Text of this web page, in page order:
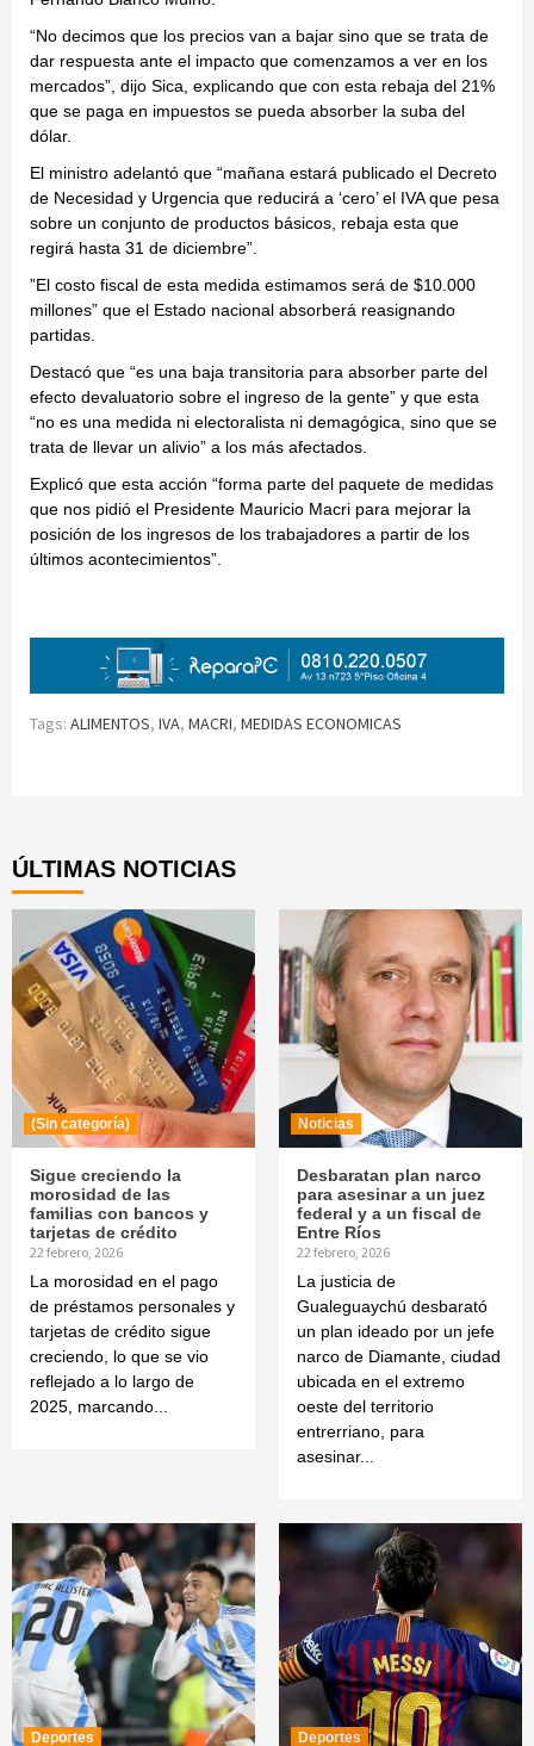
“No decimos que los precios van a bajar sino que se trata de
dar respuesta ante el impacto que comenzamos a ver en los
mercados”, dijo Sica, explicando que con esta rebaja del 21%
que se paga en impuestos se pueda absorber la suba del
dólar.
El ministro adelantó que “mañana estará publicado el Decreto
de Necesidad y Urgencia que reducirá a ‘cero’ el IVA que pesa
sobre un conjunto de productos básicos, rebaja esta que
regirá hasta 31 de diciembre”.
”El costo fiscal de esta medida estimamos será de $10.000
millones” que el Estado nacional absorberá reasignando
partidas.
Destacó que “es una baja transitoria para absorber parte del
efecto devaluatorio sobre el ingreso de la gente” y que esta
“no es una medida ni electoralista ni demagógica, sino que se
trata de llevar un alivio” a los más afectados.
Explicó que esta acción “forma parte del paquete de medidas
que nos pidió el Presidente Mauricio Macri para mejorar la
posición de los ingresos de los trabajadores a partir de los
últimos acontecimientos”.
Tags: ALIMENTOS, IVA, MACRI, MEDIDAS ECONOMICAS
ÚLTIMAS NOTICIAS
(Sin categoría)
Sigue creciendo la
morosidad de las
familias con bancos y
tarjetas de crédito
22 febrero, 2026
La morosidad en el pago
de préstamos personales y
tarjetas de crédito sigue
creciendo, lo que se vio
reflejado a lo largo de
2025, marcando...
Noticias
Desbaratan plan narco
para asesinar a un juez
federal y a un fiscal de
Entre Ríos
22 febrero, 2026
La justicia de
Gualeguaychú desbarató
un plan ideado por un jefe
narco de Diamante, ciudad
ubicada en el extremo
oeste del territorio
entrerriano, para
asesinar...
Deportes Deportes